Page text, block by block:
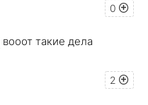
0
вооот такие дела
2